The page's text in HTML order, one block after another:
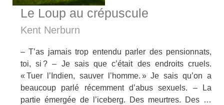
Le Loup au crépuscule
Kent Nerburn
– T’as jamais trop entendu parler des pensionnats,
toi, si ? – Je sais que c’était des endroits cruels.
« Tuer l’Indien, sauver l’homme. » Je sais qu’on a
beaucoup parlé récemment d’abus sexuels. – La
partie émergée de l’iceberg. Des meurtres. Des …